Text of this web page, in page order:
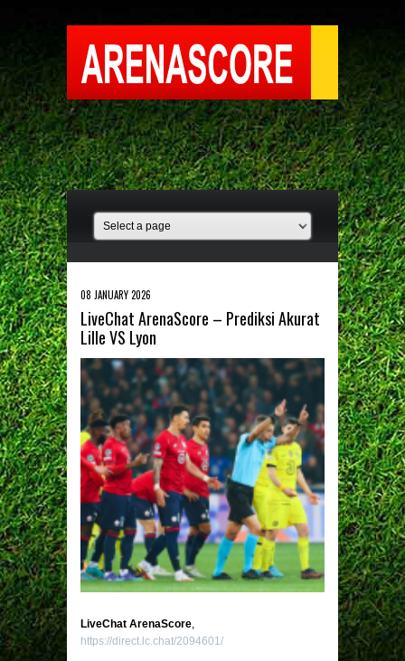
08 JANUARY 2026
LiveChat ArenaScore – Prediksi Akurat
Lille VS Lyon
LiveChat ArenaScore,
https://direct.lc.chat/2094601/